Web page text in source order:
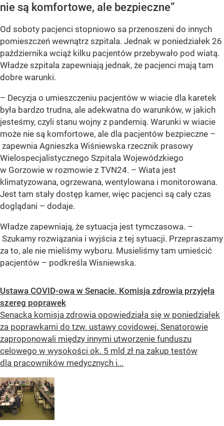
nie są komfortowe, ale bezpieczne”
Od soboty pacjenci stopniowo sa przenoszeni do innych
pomieszczeń wewnątrz szpitala. Jednak w poniedziałek 26
października wciąż kilku pacjentów przebywało pod wiatą.
Władze szpitala zapewniają jednak, że pacjenci mają tam
dobre warunki.
– Decyzja o umieszczeniu pacjentów w wiacie dla karetek
była bardzo trudna, ale adekwatna do warunków, w jakich
jesteśmy, czyli stanu wojny z pandemią. Warunki w wiacie
może nie są komfortowe, ale dla pacjentów bezpieczne –
zapewnia Agnieszka Wiśniewska rzecznik prasowy
Wielospecjalistycznego Szpitala Wojewódzkiego
w Gorzowie w rozmowie z TVN24. – Wiata jest
klimatyzowana, ogrzewana, wentylowana i monitorowana.
Jest tam stały dostęp kamer, więc pacjenci są cały czas
doglądani – dodaje.
Władze zapewniają, że sytuacja jest tymczasowa. –
Szukamy rozwiązania i wyjścia z tej sytuacji. Przepraszamy
za to, ale nie mieliśmy wyboru. Musieliśmy tam umieścić
pacjentów – podkreśla Wisniewska.
Ustawa COVID-owa w Senacie. Komisja zdrowia przyjęła
szereg poprawek
Senacka komisja zdrowia opowiedziała się w poniedziałek
za poprawkami do tzw. ustawy covidowej. Senatorowie
zaproponowali między innymi utworzenie funduszu
celowego w wysokości ok. 5 mld zł na zakup testów
dla pracowników medycznych i...